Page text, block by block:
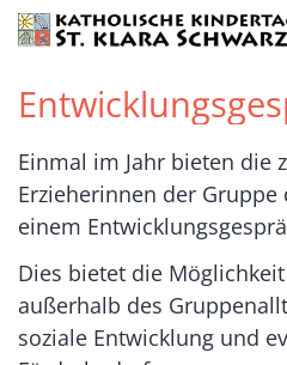
Zum Inhalt springen
Einmal im Jahr bieten die
Erzieherinnen der
einem
Dies bietet die
außerhalb des
soziale Entwicklung und